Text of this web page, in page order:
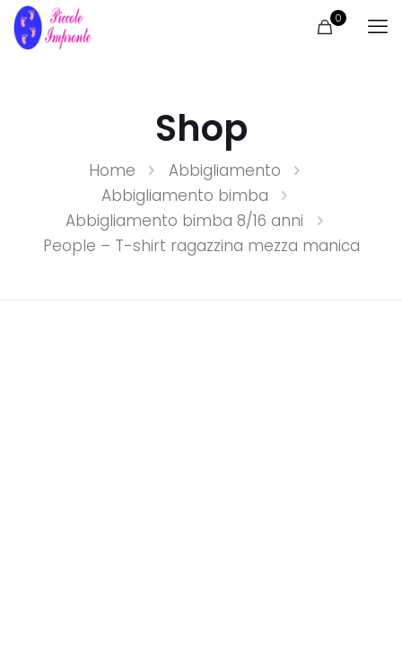
0
Shop
Home
Abbigliamento
Abbigliamento bimba
Abbigliamento bimba 8/16 anni
People – T-shirt ragazzina mezza manica